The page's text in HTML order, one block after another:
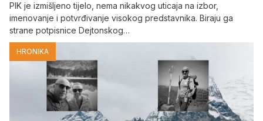
PIK je izmišljeno tijelo, nema nikakvog uticaja na izbor,
imenovanje i potvrđivanje visokog predstavnika. Biraju ga
strane potpisnice Dejtonskog…
HRONIKA